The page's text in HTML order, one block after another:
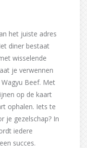
het juiste adres
diner bestaat
wisselende
je verwennen
Beef. Met
op de kaart
ophalen. Iets te
je gezelschap? In
iedere
succes.